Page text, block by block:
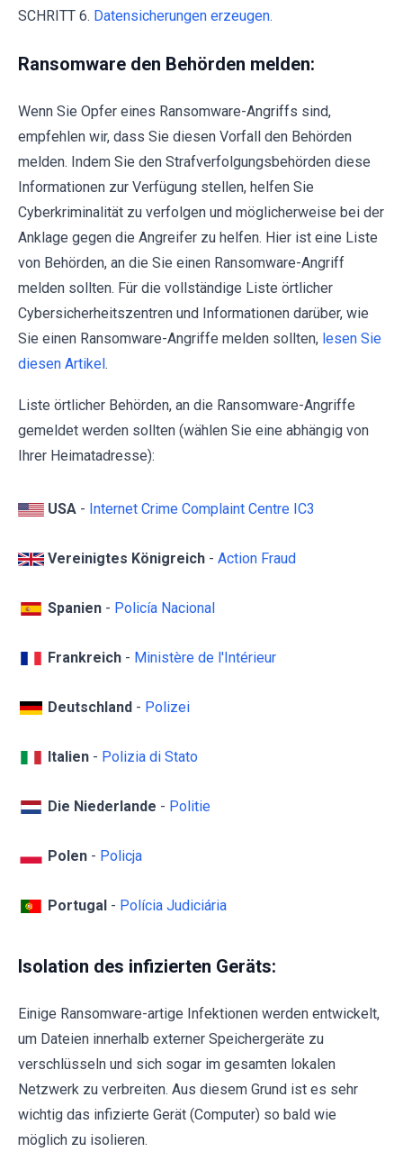
SCHRITT 6. Datensicherungen erzeugen.
Ransomware den Behörden melden:
Wenn Sie Opfer eines Ransomware-Angriffs sind,
empfehlen wir, dass Sie diesen Vorfall den Behörden
melden. Indem Sie den Strafverfolgungsbehörden diese
Informationen zur Verfügung stellen, helfen Sie
Cyberkriminalität zu verfolgen und möglicherweise bei der
Anklage gegen die Angreifer zu helfen. Hier ist eine Liste
von Behörden, an die Sie einen Ransomware-Angriff
melden sollten. Für die vollständige Liste örtlicher
Cybersicherheitszentren und Informationen darüber, wie
Sie einen Ransomware-Angriffe melden sollten, lesen Sie
diesen Artikel.
Liste örtlicher Behörden, an die Ransomware-Angriffe
gemeldet werden sollten (wählen Sie eine abhängig von
Ihrer Heimatadresse):
USA - Internet Crime Complaint Centre IC3
Vereinigtes Königreich - Action Fraud
Spanien - Policía Nacional
Frankreich - Ministère de l'Intérieur
Deutschland - Polizei
Italien - Polizia di Stato
Die Niederlande - Politie
Polen - Policja
Portugal - Polícia Judiciária
Isolation des infizierten Geräts:
Einige Ransomware-artige Infektionen werden entwickelt,
um Dateien innerhalb externer Speichergeräte zu
verschlüsseln und sich sogar im gesamten lokalen
Netzwerk zu verbreiten. Aus diesem Grund ist es sehr
wichtig das infizierte Gerät (Computer) so bald wie
möglich zu isolieren.